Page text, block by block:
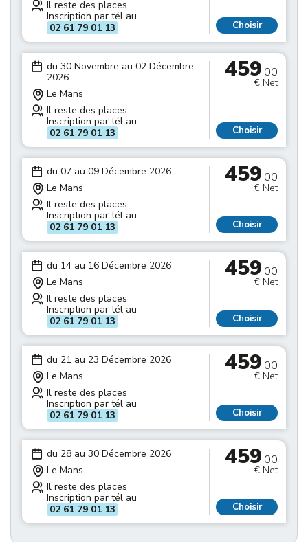
Il reste des places
Inscription par tél au
02 61 79 01 13
Choisir
du 30 Novembre au 02 Décembre
2026
Le Mans
Il reste des places
Inscription par tél au
02 61 79 01 13
459.00
€ Net
Choisir
du 07 au 09 Décembre 2026
Le Mans
Il reste des places
Inscription par tél au
02 61 79 01 13
459.00
€ Net
Choisir
du 14 au 16 Décembre 2026
Le Mans
Il reste des places
Inscription par tél au
02 61 79 01 13
459.00
€ Net
Choisir
du 21 au 23 Décembre 2026
Le Mans
Il reste des places
Inscription par tél au
02 61 79 01 13
459.00
€ Net
Choisir
du 28 au 30 Décembre 2026
Le Mans
Il reste des places
Inscription par tél au
02 61 79 01 13
459.00
€ Net
Choisir